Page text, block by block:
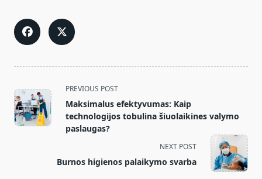
<span
class="nav-
subtitle
screen-
text">Page</span>
PREVIOUS POST
Maksimalus efektyvumas: Kaip
technologijos tobulina šiuolaikines valymo
paslaugas?
NEXT POST
Burnos higienos palaikymo svarba